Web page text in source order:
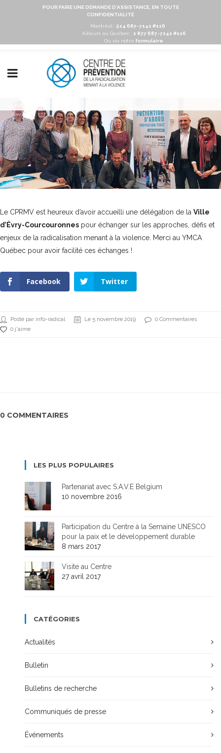
POUR FAIRE UNE DEMANDE D'ASSISTANCE, EN TOUTE
CONFIDENTIALITÉ
Montréal : 514 687-7141 #116
Ailleurs au Québec :
1 877 687-7141 #116
Ou via notre formulaire
Le CPRMV est heureux d’avoir accueilli une délégation de la Ville
d’Évry-Courcouronnes pour échanger sur les approches, défis et
enjeux de la radicalisation menant à la violence. Merci au YMCA
Québec pour avoir facilité ces échanges !
Facebook Twitter
Posté par info-radical Le 5 novembre 2019
0 Commentaires
0 j'aime
0 COMMENTAIRES
LES PLUS POPULAIRES
Partenariat avec S.A.V.E Belgium
10 novembre 2016
Participation du Centre à la Semaine UNESCO
pour la paix et le développement durable
8 mars 2017
Visite au Centre
27 avril 2017
CATÉGORIES
Actualités
Bulletin
Bulletins de recherche
Communiqués de presse
Événements